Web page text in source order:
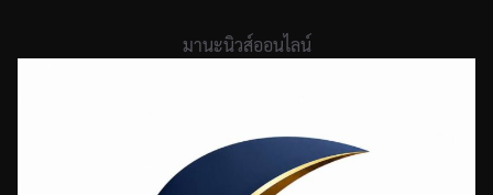
มานะนิวส์ออนไลน์